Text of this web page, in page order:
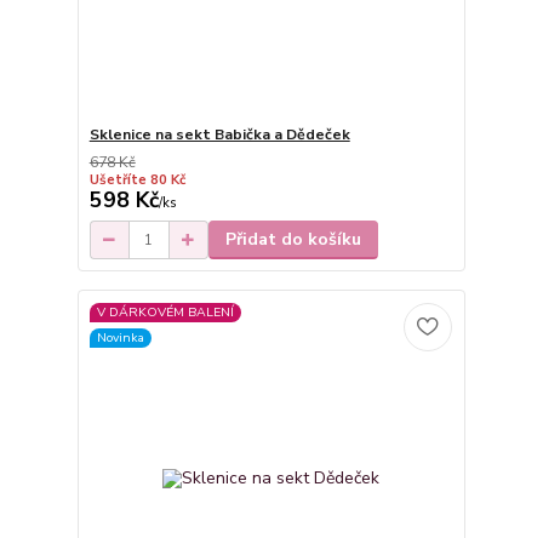
Sklenice na sekt Babička a Dědeček
678 Kč
Ušetříte 80 Kč
598 Kč/ks
Přidat do košíku
V DÁRKOVÉM BALENÍ
Novinka